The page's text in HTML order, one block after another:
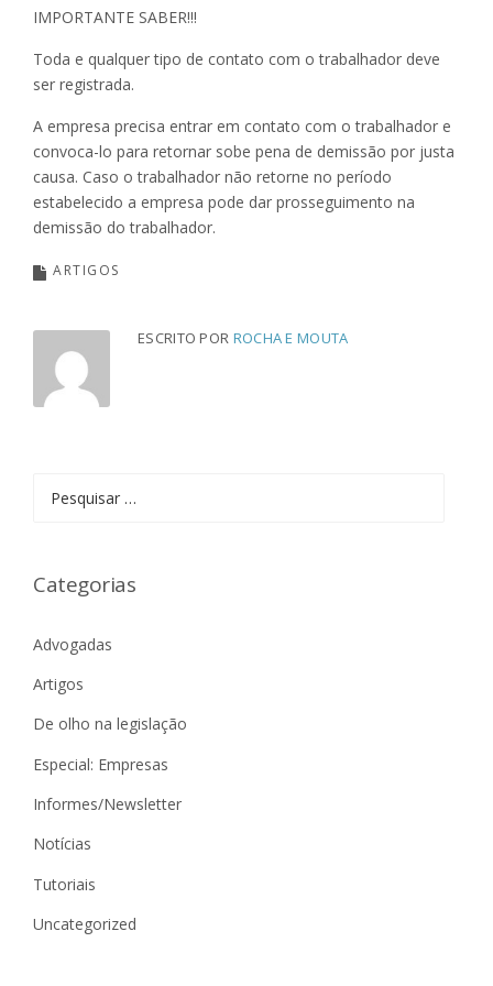
IMPORTANTE SABER!!!
Toda e qualquer tipo de contato com o trabalhador deve
ser registrada.
A empresa precisa entrar em contato com o trabalhador e
convoca-lo para retornar sobe pena de demissão por justa
causa. Caso o trabalhador não retorne no período
estabelecido a empresa pode dar prosseguimento na
demissão do trabalhador.
ARTIGOS
ESCRITO POR ROCHA E MOUTA
por:
Categorias
Advogadas
Artigos
De olho na legislação
Especial: Empresas
Informes/Newsletter
Notícias
Tutoriais
Uncategorized